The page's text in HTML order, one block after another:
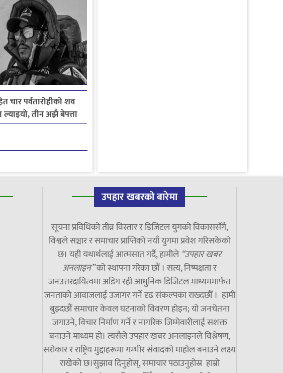
चार पर्वतारोहीको शव
तीन अझै बेपत्ता
उपहार खबरको बारेमा
सूचना प्रविधिको तीव्र विस्तार र डिजिटल युगको विकाससँगै,
विश्वले सञ्चार र समाचार प्राप्तिको नयाँ युगमा प्रवेश गरिसकेको
छ। यही यथार्थलाई आत्मसात गर्दै, हामीले “उपहार खबर
अनलाइन”को स्थापना गरेका छौं । सत्य, निष्पक्षता र
जनउत्तरदायित्वमा अडिग रही आधुनिक डिजिटल माध्यममार्फत
जनताको आवाजलाई उजागर गर्ने दृढ संकल्पका राख्दछौँ । हामी
बुझ्दछौं समाचार केवल घटनाको विवरण होइन; यो जनचेतना
जगाउने, विचार निर्माण गर्ने र नागरिक जिम्मेवारीलाई सशक्त
बनाउने माध्यम हो। त्यसैले उपहार खबर अनलाइनले विश्लेषण,
सरोकार र राष्ट्रिय मुद्दाहरूमा गम्भीर संवादको माहोल बनाउने लक्ष्य
राखेको छ।सुझाव दिनुहोस्, समाचार पठाउनुहोस्र हाम्रो